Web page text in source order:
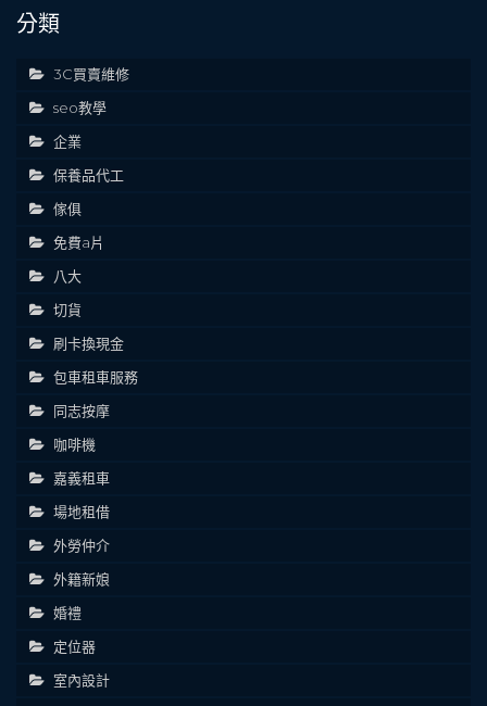
分類
3C買賣維修
seo教學
企業
保養品代工
傢俱
免費a片
八大
切貨
刷卡換現金
包車租車服務
同志按摩
咖啡機
嘉義租車
場地租借
外勞仲介
外籍新娘
婚禮
定位器
室內設計